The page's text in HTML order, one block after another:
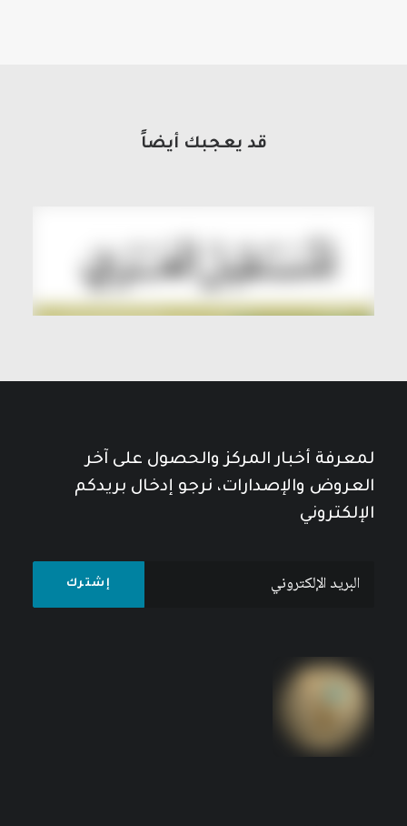
قد يعجبك أيضاً
لمعرفة أخبار المركز والحصول على آخر
العروض والإصدارات، نرجو إدخال بريدكم
الإلكتروني